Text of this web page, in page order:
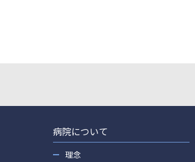
病院について
理念